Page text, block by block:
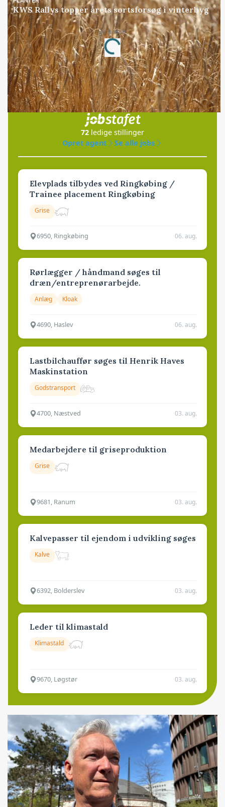
KWS Rallys topper årets sortsforsøg i vinterbyg
Annonce
Loading...
Jobs
i samarbejde med
72 ledige stillinger
Opret agent
Se alle jobs
Elevplads tilbydes ved Ringkøbing /
Trainee placement Ringkøbing
Grise
6950, Ringkøbing 06. aug.
Rørlægger / håndmand søges til
dræn/entreprenørarbejde.
Anlæg Kloak
4690, Haslev 06. aug.
Lastbilchauffør søges til Henrik Haves
Maskinstation
Godstransport
4700, Næstved 03. aug.
Medarbejdere til griseproduktion
Grise
9681, Ranum 03. aug.
Kalvepasser til ejendom i udvikling søges
Kalve
6392, Bolderslev 03. aug.
Leder til klimastald
Klimastald
9670, Løgstør 03. aug.